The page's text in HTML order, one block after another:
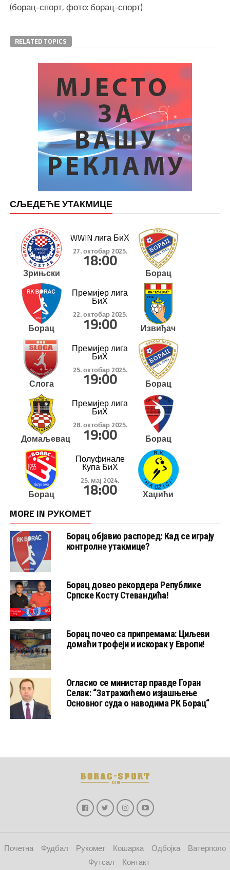
(борац-спорт, фото: борац-спорт)
RELATED TOPICS
СЉЕДЕЋЕ УТАКМИЦЕ
Зрињски
WWIN лига БиХ
27. октобар 2025.
18:00
Борац
Борац
Премијер лига
БиХ
22. октобар 2025.
19:00 Извиђач
Слога
Премијер лига
БиХ
25. октобар 2025.
19:00 Борац
Домаљевац
Премијер лига
БиХ
28. октобар 2025.
19:00 Борац
Борац
Полуфинале
Купа БиХ
25. мај 2024.
18:00 Хаџићи
MORE IN РУКОМЕТ
Борац објавио распоред: Кад се играју
контролне утакмице?
Борац довео рекордера Републике
Српске Косту Стевандића!
Борац почео са припремама: Циљеви
домаћи трофеји и искорак у Европи!
Огласио се министар правде Горан
Селак: “Затражићемо изјашњење
Основног суда о наводима РК Борац“
Почетна Фудбал Рукомет Кошарка Одбојка
Ватерполо
Футсал
Контакт